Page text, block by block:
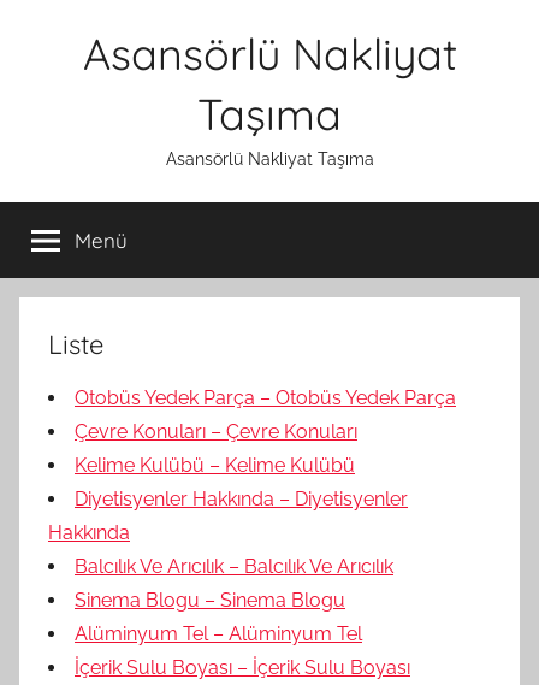
Asansörlü Nakliyat
Taşıma
Asansörlü Nakliyat Taşıma
Menü
Liste
Otobüs Yedek Parça – Otobüs Yedek Parça
Çevre Konuları – Çevre Konuları
Kelime Kulübü – Kelime Kulübü
Diyetisyenler Hakkında – Diyetisyenler
Hakkında
Balcılık Ve Arıcılık – Balcılık Ve Arıcılık
Sinema Blogu – Sinema Blogu
Alüminyum Tel – Alüminyum Tel
İçerik Sulu Boyası – İçerik Sulu Boyası